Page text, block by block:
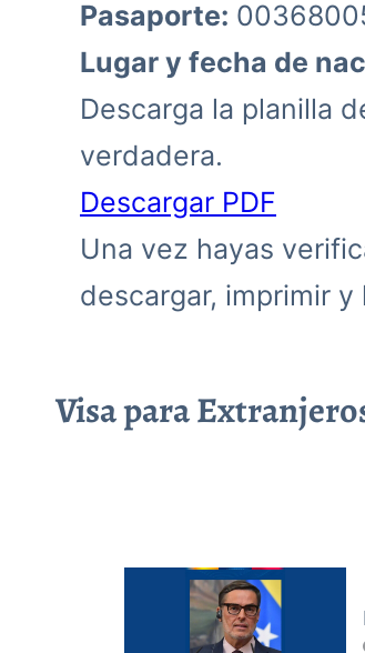
Pasaporte:
Lugar y fecha de
Descarga la planilla
verdadera.
Descargar PDF
Una vez hayas
descargar, imprimir
Visa para